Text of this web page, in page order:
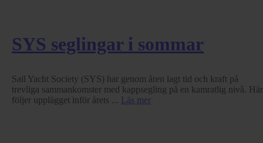
SYS seglingar i sommar
Sail Yacht Society (SYS) har genom åren lagt tid och kraft på
trevliga sammankomster med kappsegling på en kamratlig nivå. Här
följer upplägget inför årets ... Läs mer